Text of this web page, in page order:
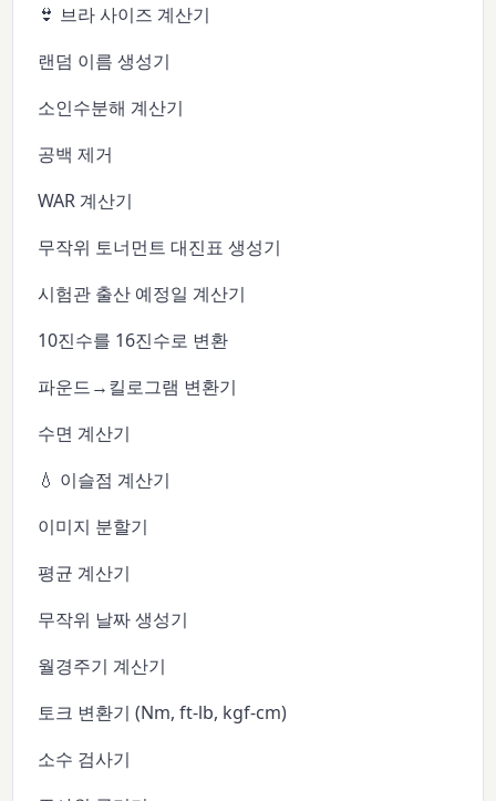
👙 브라 사이즈 계산기
랜덤 이름 생성기
소인수분해 계산기
공백 제거
WAR 계산기
무작위 토너먼트 대진표 생성기
시험관 출산 예정일 계산기
10진수를 16진수로 변환
파운드→킬로그램 변환기
수면 계산기
💧 이슬점 계산기
이미지 분할기
평균 계산기
무작위 날짜 생성기
월경주기 계산기
토크 변환기 (Nm, ft-lb, kgf-cm)
소수 검사기